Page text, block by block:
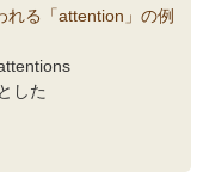
れる「attention」の例
した